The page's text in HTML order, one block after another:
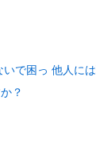
いで困っ
？
他人に